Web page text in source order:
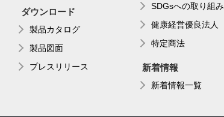
ダウンロード
製品カタログ
製品図面
プレスリリース
SDGsへの取り組み
健康経営優良法人
特定商法
新着情報
新着情報一覧